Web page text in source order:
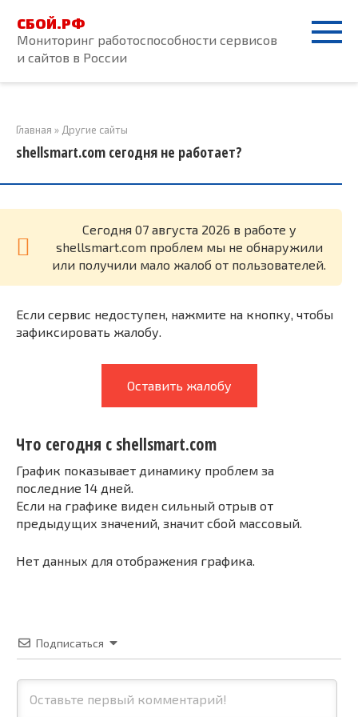
контенту
СБОЙ.РФ
Мониторинг работоспособности сервисов
и сайтов в России
Главная » Другие сайты
shellsmart.com сегодня не работает?
Cегодня 07 августа 2026 в работе у
shellsmart.com проблем мы не обнаружили
или получили мало жалоб от пользователей.
Если сервис недоступен, нажмите на кнопку, чтобы
зафиксировать жалобу.
Оставить жалобу
Что сегодня с shellsmart.com
График показывает динамику проблем за
последние 14 дней.
Если на графике виден сильный отрыв от
предыдущих значений, значит сбой массовый.
Нет данных для отображения графика.
Подписаться